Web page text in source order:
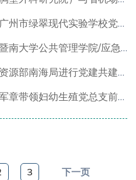
现代实验学校党委举行党建共建签约仪式
管理学院党委、赤岗街道党工委举行“赋能基层治理高质量发展党建共建”签约仪式
部南海局进行党建共建活动
幼生殖党总支前往广东省生殖医院参观交流
3 下一页